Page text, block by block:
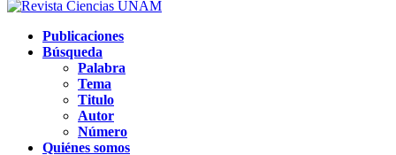
Publicaciones
Búsqueda
Palabra
Tema
Titulo
Autor
Número
Quiénes somos